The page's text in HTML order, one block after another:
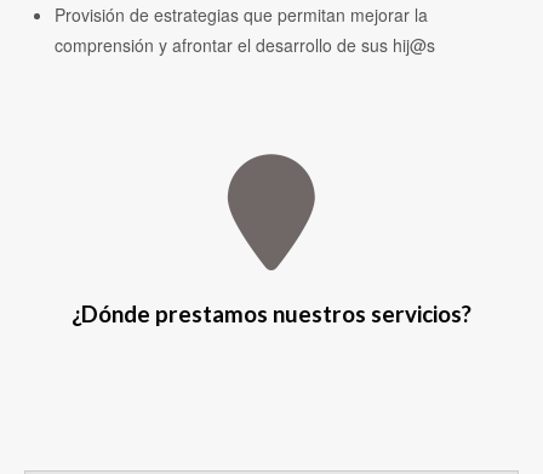
Provisión de estrategias que permitan mejorar la
comprensión y afrontar el desarrollo de sus hij@s
¿Dónde prestamos nuestros servicios?